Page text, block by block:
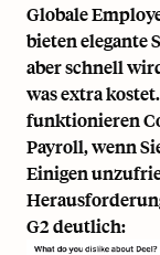
Globale
bieten elegante
aber schnell
was extra
funktionieren
Payroll, wenn
Einigen
G2deutlich: